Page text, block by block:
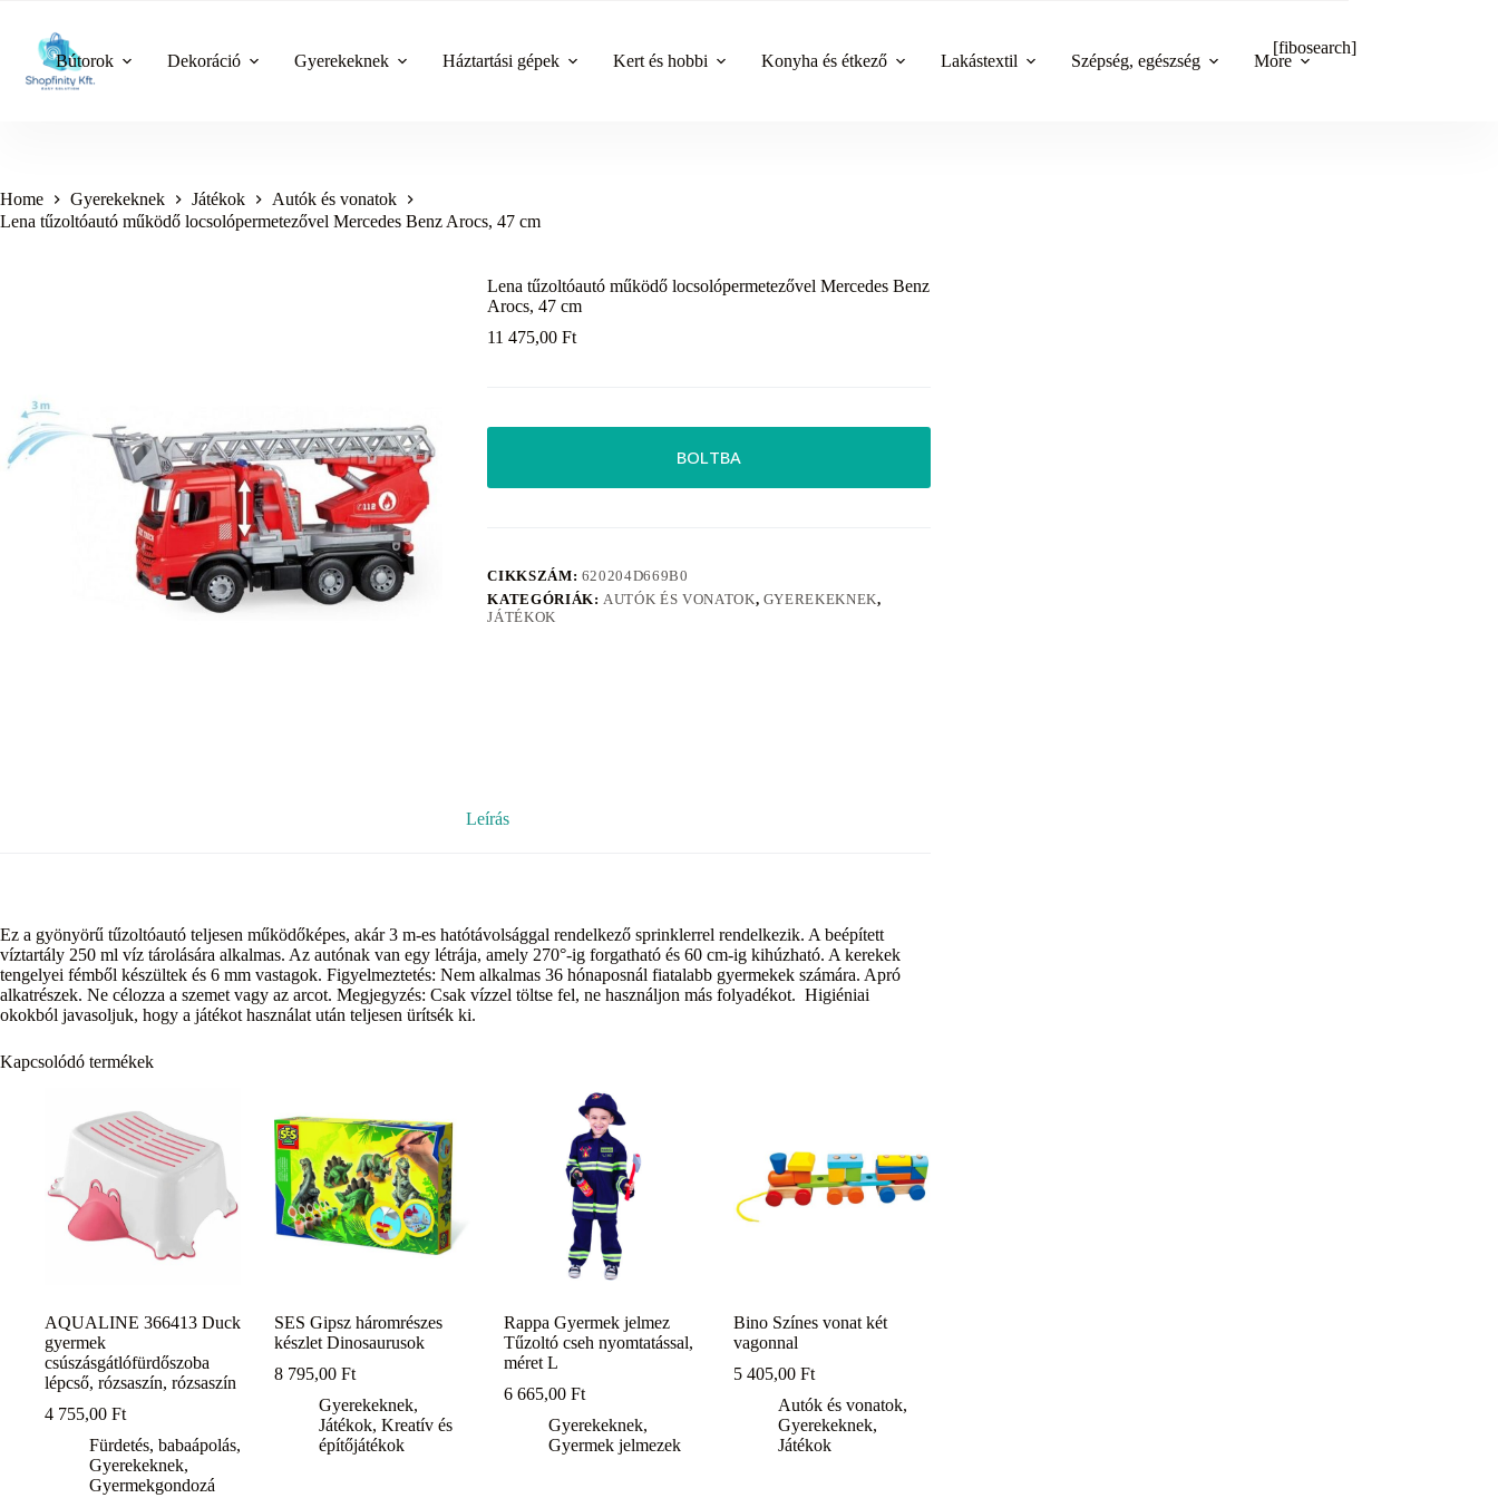
content
Bútorok Dekoráció Gyerekeknek Háztartási gépek Kert és hobbi Konyha és étkező Lakástextil Szépség, egészség More
[fibosearch]
Home Gyerekeknek Játékok
Autók és vonatok
Lena tűzoltóautó működő locsolópermetezővel Mercedes Benz Arocs, 47 cm
Lena tűzoltóautó működő locsolópermetezővel Mercedes Benz
Arocs, 47 cm
11 475,00Ft
BOLTBA
CIKKSZÁM: 620204D669B0
KATEGÓRIÁK: AUTÓK ÉS VONATOK, GYEREKEKNEK,
JÁTÉKOK
Leírás
Ez a gyönyörű tűzoltóautó teljesen működőképes, akár 3 m-es hatótávolsággal rendelkező sprinklerrel rendelkezik. A beépített
víztartály 250 ml víz tárolására alkalmas. Az autónak van egy létrája, amely 270°-ig forgatható és 60 cm-ig kihúzható. A kerekek
tengelyei fémből készültek és 6 mm vastagok. Figyelmeztetés: Nem alkalmas 36 hónaposnál fiatalabb gyermekek számára. Apró
alkatrészek. Ne célozza a szemet vagy az arcot. Megjegyzés: Csak vízzel töltse fel, ne használjon más folyadékot. Higiéniai
okokból javasoljuk, hogy a játékot használat után teljesen ürítsék ki.
Kapcsolódó termékek
AQUALINE 366413 Duck
gyermek
csúszásgátlófürdőszoba
lépcső, rózsaszín, rózsaszín
4 755,00 Ft
Fürdetés, babaápolás,
Gyerekeknek,
Gyermekgondozá
SES Gipsz háromrészes
készlet Dinosaurusok
8 795,00Ft
Gyerekeknek,
Játékok,Kreatív és
építőjátékok
Rappa Gyermek jelmez
Tűzoltó cseh nyomtatással,
méret L
6 665,00Ft
Gyerekeknek,
Gyermek jelmezek
Bino Színes vonat két
vagonnal
5 405,00Ft
Autók és vonatok,
Gyerekeknek,
Játékok